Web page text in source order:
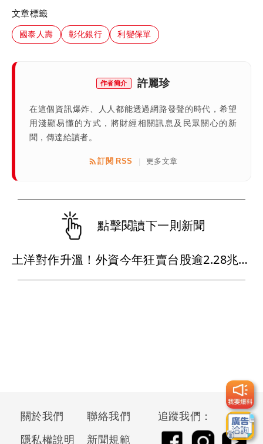
文章標籤
國泰人壽 彰化銀行 利變保單
作者簡介 許麗珍
在這個資訊爆炸、人人都能透過網路發聲的時代，希望
用淺顯易懂的方式，將財經相關訊息及民眾關心的新
聞，傳達給讀者。
訂閱 RSS | 更多文章
點擊閱讀下一則新聞
土洋對作升溫！外資今年狂賣台股逾2.28兆 主、被動ETF資金撐盤
關於我們
聯絡我們
隱私權說明
新聞規範
追蹤我們：